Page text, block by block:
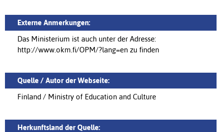
Externe Anmerkungen:
Das Ministerium ist auch unter der Adresse:
http://www.okm.fi/OPM/?lang=en zu finden
Quelle / Autor der Webseite:
Finland / Ministry of Education and Culture
Herkunftsland der Quelle: